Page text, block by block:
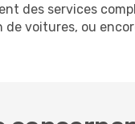
des services
voitures, ou